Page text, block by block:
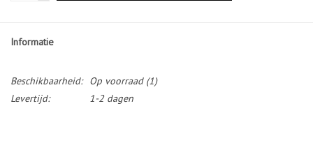
Informatie
Beschikbaarheid: Op voorraad(1)
Levertijd:
1-2 dagen